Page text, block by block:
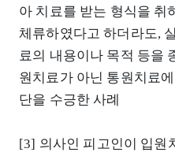
아 치료를 받는 형식을 취
체류하였다고 하더라도,
료의 내용이나 목적 등을
원치료가 아닌 통원치료
단을 수긍한 사례
[3] 의사인 피고인이 입원